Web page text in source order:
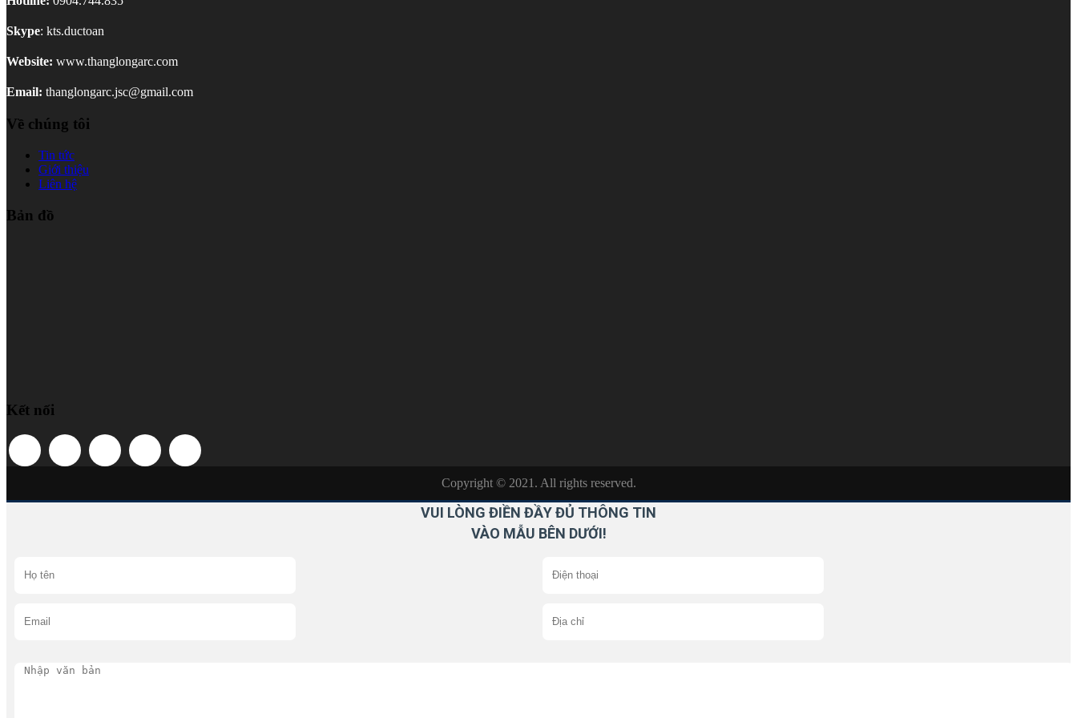
Skype: kts.ductoan
Website: www.thanglongarc.com
Email: thanglongarc.jsc@gmail.com
Về chúng tôi
Tin tức
Giới thiệu
Liên hệ
Bản đồ
Kết nối
Copyright © 2021. All rights reserved.
VUI LÒNG ĐIỀN ĐẦY ĐỦ THÔNG TIN
VÀO MẪU BÊN DƯỚI!